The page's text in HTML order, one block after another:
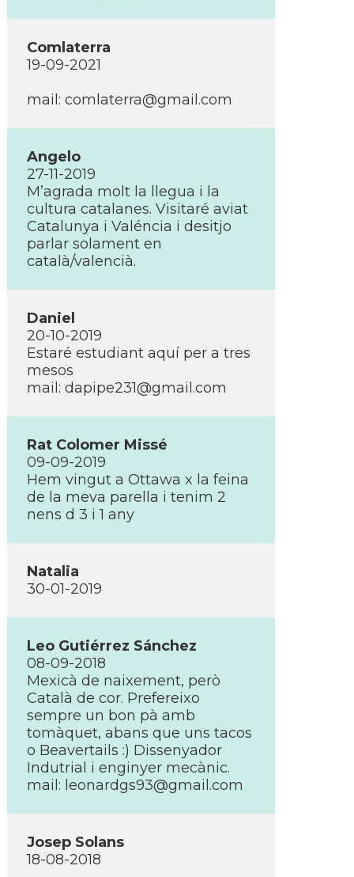
Comlaterra
19-09-2021
mail: comlaterra@gmail.com
Angelo
27-11-2019
M’agrada molt la llegua i la
cultura catalanes. Visitaré aviat
Catalunya i Valéncia i desitjo
parlar solament en
català/valencià.
Daniel
20-10-2019
Estaré estudiant aquí­ per a tres
mesos
mail: dapipe231@gmail.com
Rat Colomer Missé
09-09-2019
Hem vingut a Ottawa x la feina
de la meva parella i tenim 2
nens d 3 i 1 any
Natalia
30-01-2019
Leo Gutiérrez Sánchez
08-09-2018
Mexicà de naixement, però
Català de cor. Prefereixo
sempre un bon pà amb
tomàquet, abans que uns tacos
o Beavertails :) Dissenyador
Indutrial i enginyer mecànic.
mail: leonardgs93@gmail.com
Josep Solans
18-08-2018